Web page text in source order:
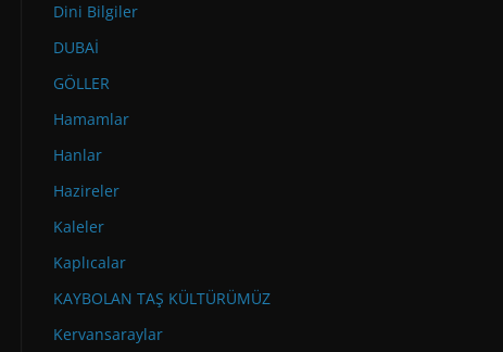
Dini Bilgiler
DUBAİ
GÖLLER
Hamamlar
Hanlar
Hazireler
Kaleler
Kaplıcalar
KAYBOLAN TAŞ KÜLTÜRÜMÜZ
Kervansaraylar